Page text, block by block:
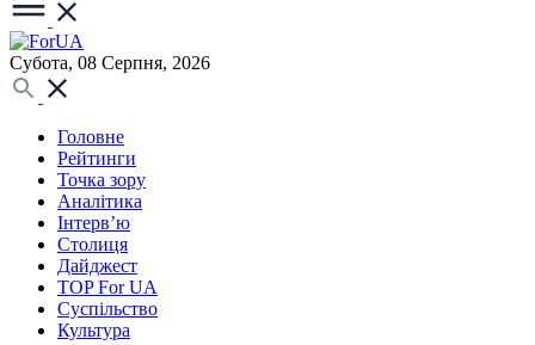
Субота, 08 Серпня, 2026
Головне
Рейтинги
Точка зору
Аналітика
Інтерв’ю
Столиця
Дайджест
TOP For UA
Суспiльство
Культура